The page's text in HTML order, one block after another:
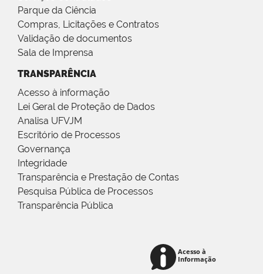
Parque da Ciência
Compras, Licitações e Contratos
Validação de documentos
Sala de Imprensa
TRANSPARÊNCIA
Acesso à informação
Lei Geral de Proteção de Dados
Analisa UFVJM
Escritório de Processos
Governança
Integridade
Transparência e Prestação de Contas
Pesquisa Pública de Processos
Transparência Pública